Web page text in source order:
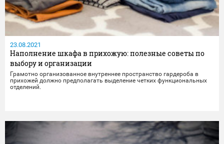
23.08.2021
Наполнение шкафа в прихожую: полезные советы по
выбору и организации
Грамотно организованное внутреннее пространство гардероба в
прихожей должно предполагать выделение четких функциональных
отделений.